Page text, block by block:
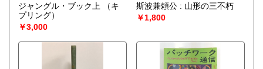
ジャングル・ブック上
（キ
プリング）
￥3,000
斯波兼頼公 : 山形の三不朽
￥1,800